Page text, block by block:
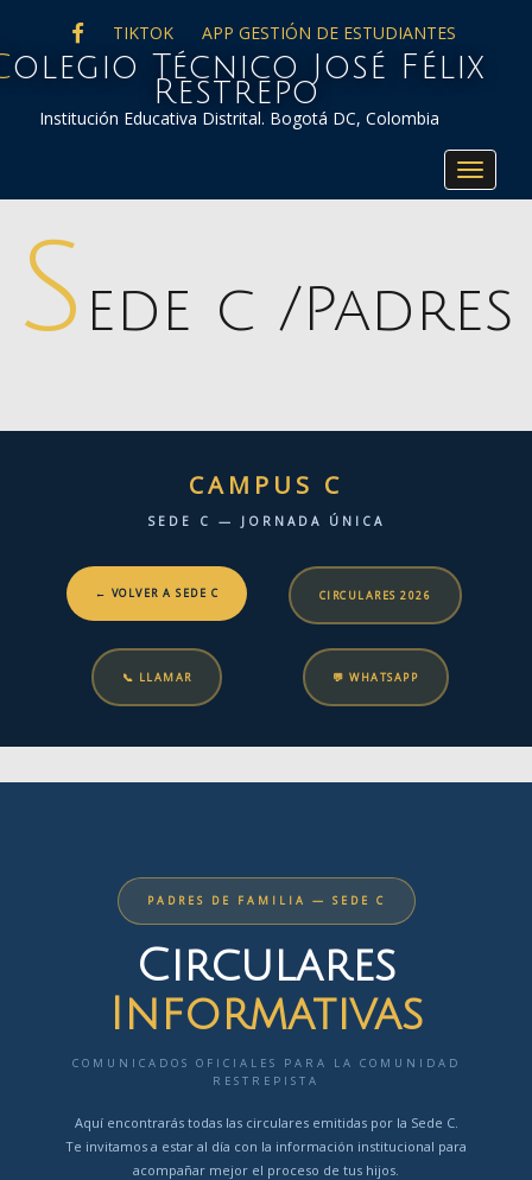
FACEBOOK
TIKTOK APP GESTIÓN DE ESTUDIANTES
Félix
Restrepo
Institución Educativa Distrital. Bogotá DC, Colombia
Toggle
S ede c /Padres
CAMPUS C
SEDE C — JORNADA ÚNICA
← VOLVER A SEDE C CIRCULARES 2026
📞 LLAMAR 💬 WHATSAPP
PADRES DE FAMILIA — SEDE C
Circulares
Informativas
COMUNICADOS OFICIALES PARA LA COMUNIDAD
RESTREPISTA
Aquí encontrarás todas las circulares emitidas por la Sede C.
Te invitamos a estar al día con la información institucional para
acompañar mejor el proceso de tus hijos.